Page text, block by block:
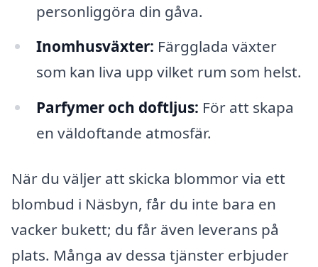
personliggöra din gåva.
Inomhusväxter: Färgglada växter
som kan liva upp vilket rum som helst.
Parfymer och doftljus: För att skapa
en väldoftande atmosfär.
När du väljer att skicka blommor via ett
blombud i Näsbyn, får du inte bara en
vacker bukett; du får även leverans på
plats. Många av dessa tjänster erbjuder